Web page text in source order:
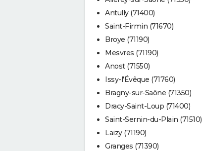
Antully (71400)
Saint-Firmin (71670)
Broye (71190)
Mesvres (71190)
Anost (71550)
Issy-l'Évêque (71760)
Bragny-sur-Saône (71350)
Dracy-Saint-Loup (71400)
Saint-Sernin-du-Plain (71510)
Laizy (71190)
Granges (71390)